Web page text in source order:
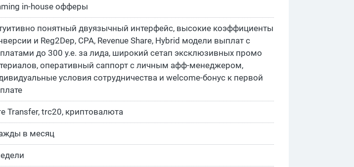
in-house офферы
понятный двуязычный интерфейс, высокие коэффициенты
и Reg2Dep, CPA, Revenue Share, Hybrid модели выплат с
до 300 у.е. за лида, широкий сетап эксклюзивных промо
оперативный саппорт с личным афф-менеджером,
условия сотрудничества и welcome-бонус к первой
Transfer, trc20, криптовалюта
в месяц